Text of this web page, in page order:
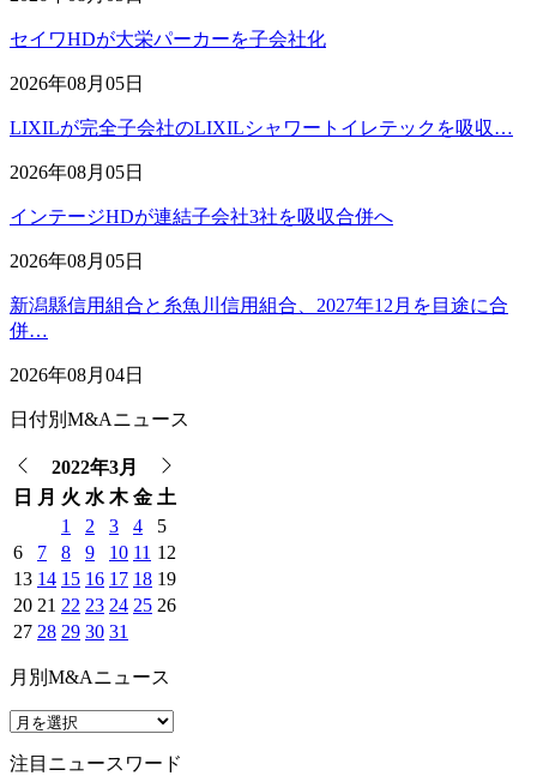
セイワHDが大栄パーカーを子会社化
2026年08月05日
LIXILが完全子会社のLIXILシャワートイレテックを吸収…
2026年08月05日
インテージHDが連結子会社3社を吸収合併へ
2026年08月05日
新潟縣信用組合と糸魚川信用組合、2027年12月を目途に合
併…
2026年08月04日
日付別M&Aニュース
2022年3月
日
月 火 水 木 金 土
1
2 3 4
5
6
7 8 9 10 11 12
13 14 15 16 17 18 19
20 21 22 23 24 25 26
27 28 29 30 31
月別M&Aニュース
注目ニュースワード